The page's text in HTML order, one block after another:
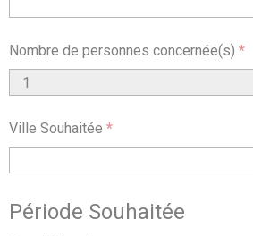
Nombre de personnes concernée(s) *
Ville Souhaitée *
Période Souhaitée